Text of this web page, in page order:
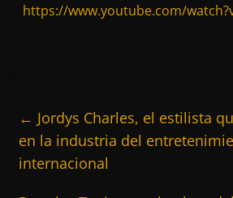
https://www.youtube.com/
← Jordys Charles, el estilista
en la industria del
internacional